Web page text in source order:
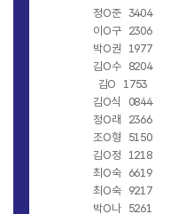
정O준 3404
이O구
2306
박O권
1977
김O수
8204
김O
1753
김O식
0844
정O래
2366
조O형
5150
김O정
1218
최O숙
6619
최O숙
9217
박O나
5261